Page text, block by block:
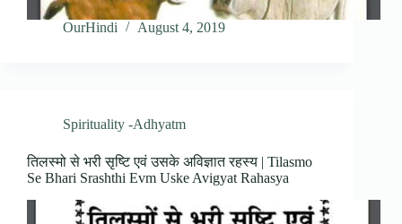
OurHindi August 4, 2019
Spirituality -Adhyatm
तिलस्मो से भरी सृष्टि एवं उसके अविज्ञात रहस्य | Tilasmo
Se Bhari Srashthi Evm Uske Avigyat Rahasya